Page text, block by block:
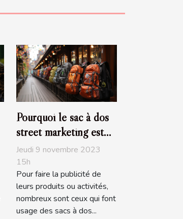
Pourquoi le sac à dos
street marketing est
pratique ?
Jeudi 9 novembre 2023
15h
Pour faire la publicité de
leurs produits ou activités,
nombreux sont ceux qui font
usage des sacs à dos...